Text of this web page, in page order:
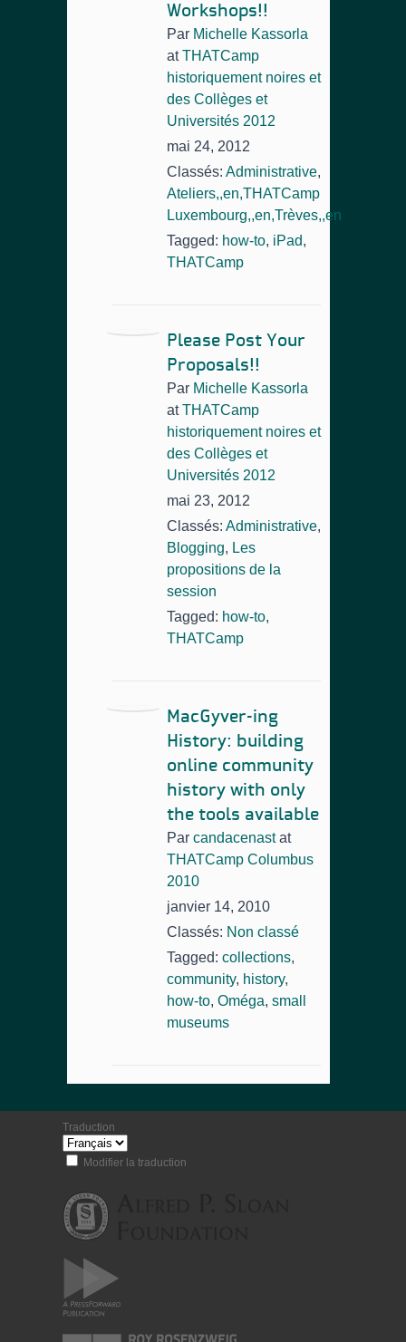
Workshops!!
Par Michelle Kassorla
atTHATCamp
historiquement noires et
des Collèges et
Universités 2012
mai 24, 2012
Classés: Administrative,
Ateliers,,en,THATCamp
Luxembourg,,en,Trèves,,en
Tagged: how-to, iPad,
THATCamp
Please Post Your
Proposals!!
Par Michelle Kassorla
atTHATCamp
historiquement noires et
des Collèges et
Universités 2012
mai 23, 2012
Classés: Administrative,
Blogging, Les
propositions de la
session
Tagged: how-to,
THATCamp
MacGyver-ing
History: building
online community
history with only
the tools available
Par candacenast at
THATCamp Columbus
2010
janvier 14, 2010
Classés: Non classé
Tagged: collections,
community, history,
how-to, Oméga, small
museums
Traduction
Modifier la traduction